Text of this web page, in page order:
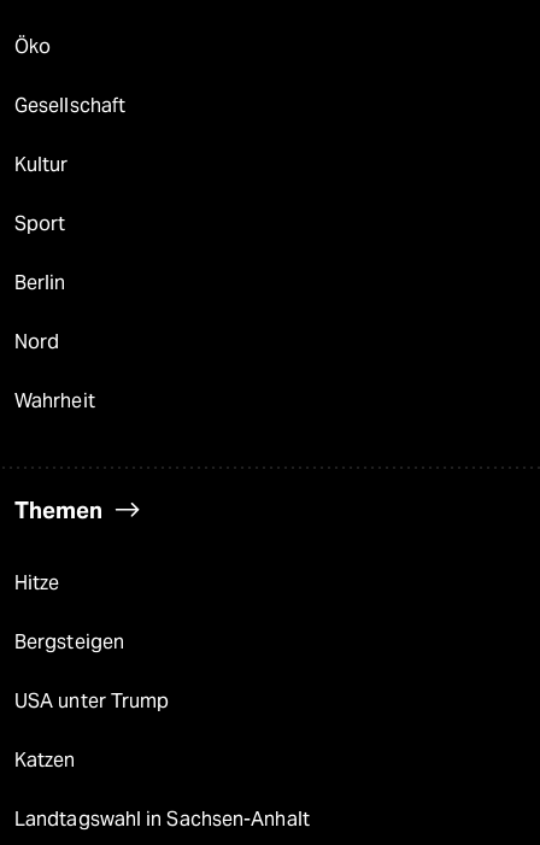
Öko
Gesellschaft
Kultur
Sport
Berlin
Nord
Wahrheit
Themen
Hitze
Bergsteigen
USA unter Trump
Katzen
Landtagswahl in Sachsen-Anhalt